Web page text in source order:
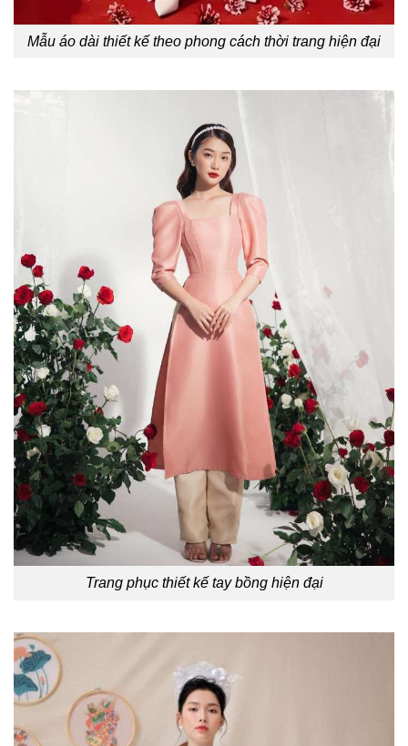
Mẫu áo dài thiết kế theo phong cách thời trang hiện đại
Trang phục thiết kế tay bồng hiện đại